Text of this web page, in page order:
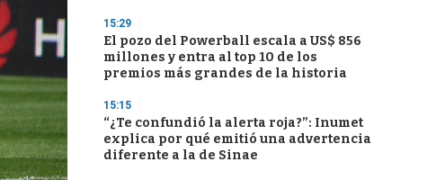
15:29
El pozo del Powerball escala a US$ 856
millones y entra al top 10 de los
premios más grandes de la historia
15:15
“¿Te confundió la alerta roja?”: Inumet
explica por qué emitió una advertencia
diferente a la de Sinae